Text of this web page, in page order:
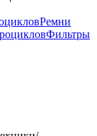
Ремни
Фильтры